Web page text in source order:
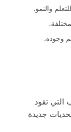
والنمو.
وجوده.
التي تقود
جديدة